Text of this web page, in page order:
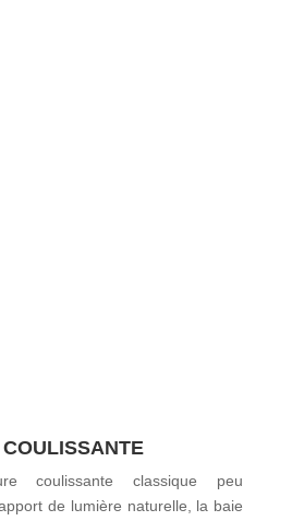
coulissante classique peu
de lumière naturelle, la baie